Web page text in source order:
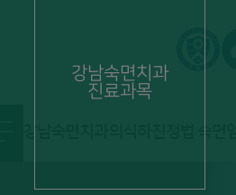
강남숙면치과
진료과목
과 | 압구정 의식하진정